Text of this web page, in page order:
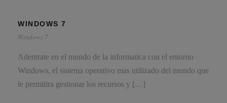
WINDOWS 7
Windows 7
Adentrate en el mundo de la informatica con el entorno
Windows, el sistema operativo mas utilizado del mundo que
le permitira gestionar los recursos y […]